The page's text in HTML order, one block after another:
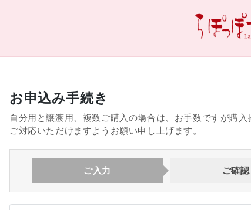
お申込み手続き
自分用と譲渡用、複数ご購入の場合は、お手数ですが購入
ご対応いただけますようお願い申し上げます。
ご入力 ご確認